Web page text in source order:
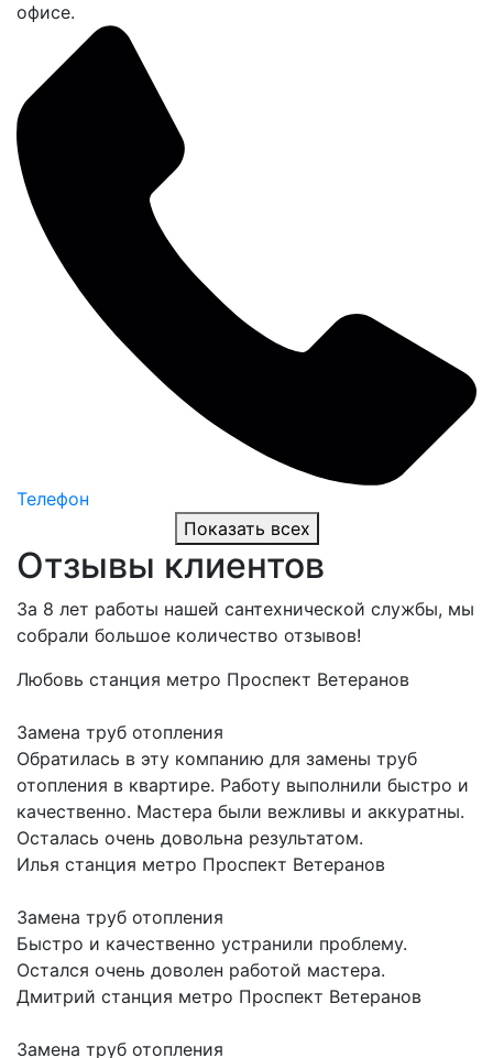
офисе.
Телефон
Показать всех
Отзывы клиентов
За 8 лет работы нашей сантехнической службы, мы
собрали большое количество отзывов!
Любовь станция метро Проспект Ветеранов
Замена труб отопления
Обратилась в эту компанию для замены труб
отопления в квартире. Работу выполнили быстро и
качественно. Мастера были вежливы и аккуратны.
Осталась очень довольна результатом.
Илья станция метро Проспект Ветеранов
Замена труб отопления
Быстро и качественно устранили проблему.
Остался очень доволен работой мастера.
Дмитрий станция метро Проспект Ветеранов
Замена труб отопления